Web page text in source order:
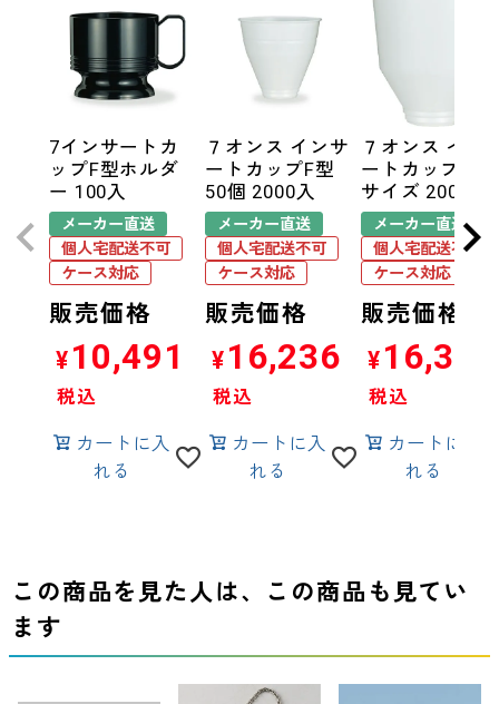
7インサートカ
ップF型ホルダ
ー 100入
メーカー直送
個人宅配送不可
ケース対応
販売価格
¥ 10,491
税込
カートに入
れる
７オンス インサ
ートカップF型
50個 2000入
メーカー直送
個人宅配送不可
ケース対応
販売価格
¥ 16,236
税込
カートに入
れる
７オンス イン
ートカップF型
サイズ 2000入
メーカー直送
個人宅配送不可
ケース対応
販売価格
¥ 16,390
税込
カートに入
れる
この商品を見た人は、この商品も見てい
ます